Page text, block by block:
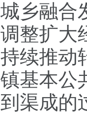
乡融
整扩大
续推动
基本公
渠成的